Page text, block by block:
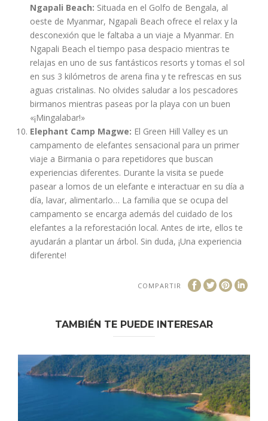
Ngapali Beach: Situada en el Golfo de Bengala, al
oeste de Myanmar, Ngapali Beach ofrece el relax y la
desconexión que le faltaba a un viaje a Myanmar. En
Ngapali Beach el tiempo pasa despacio mientras te
relajas en uno de sus fantásticos resorts y tomas el sol
en sus 3 kilómetros de arena fina y te refrescas en sus
aguas cristalinas. No olvides saludar a los pescadores
birmanos mientras paseas por la playa con un buen
«¡Mingalabar!»
Elephant Camp Magwe: El Green Hill Valley es un
campamento de elefantes sensacional para un primer
viaje a Birmania o para repetidores que buscan
experiencias diferentes. Durante la visita se puede
pasear a lomos de un elefante e interactuar en su día a
día, lavar, alimentarlo… La familia que se ocupa del
campamento se encarga además del cuidado de los
elefantes a la reforestación local. Antes de irte, ellos te
ayudarán a plantar un árbol. Sin duda, ¡Una experiencia
diferente!
COMPARTIR
TAMBIÉN TE PUEDE INTERESAR